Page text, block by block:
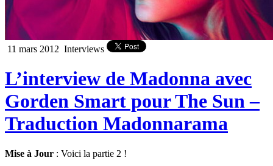
11 mars 2012 Interviews
L’interview de Madonna avec
Gorden Smart pour The Sun –
Traduction Madonnarama
Mise à Jour : Voici la partie 2 !